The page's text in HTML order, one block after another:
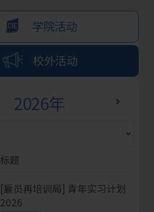
学院活动
校外活动
2026年
标题
[雇员再培训局] 青年实习计划
2026